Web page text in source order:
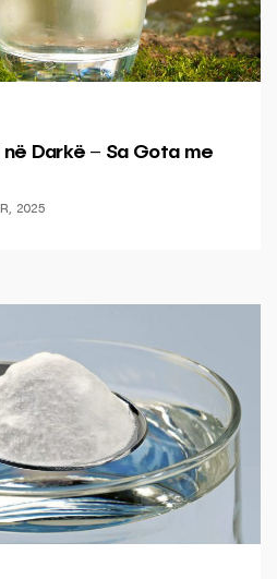
në Darkë – Sa Gota me
2025